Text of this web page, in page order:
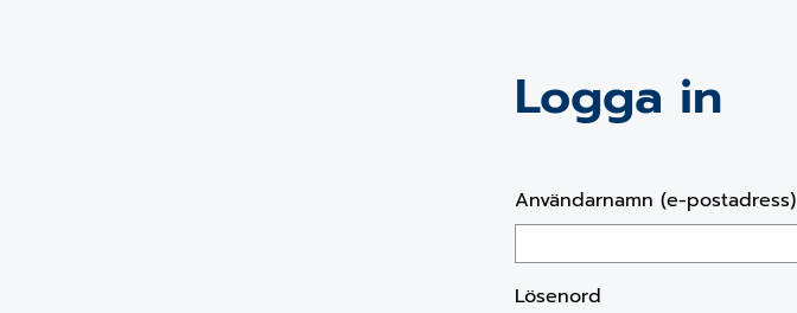
Logga in
Användarnamn (e-postadress)
Lösenord